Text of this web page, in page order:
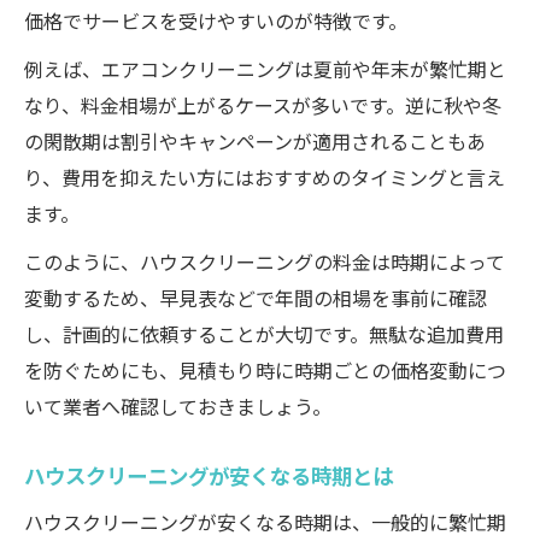
価格でサービスを受けやすいのが特徴です。
例えば、エアコンクリーニングは夏前や年末が繁忙期と
なり、料金相場が上がるケースが多いです。逆に秋や冬
の閑散期は割引やキャンペーンが適用されることもあ
り、費用を抑えたい方にはおすすめのタイミングと言え
ます。
このように、ハウスクリーニングの料金は時期によって
変動するため、早見表などで年間の相場を事前に確認
し、計画的に依頼することが大切です。無駄な追加費用
を防ぐためにも、見積もり時に時期ごとの価格変動につ
いて業者へ確認しておきましょう。
ハウスクリーニングが安くなる時期とは
ハウスクリーニングが安くなる時期は、一般的に繁忙期